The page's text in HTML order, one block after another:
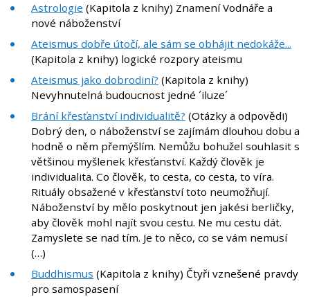
Astrologie (Kapitola z knihy) Znamení Vodnáře a
nové náboženství
Ateismus dobře útočí, ale sám se obhájit nedokáže...
(Kapitola z knihy) logické rozpory ateismu
Ateismus jako dobrodiní? (Kapitola z knihy)
Nevyhnutelná budoucnost jedné ´iluze´
Brání křesťanství individualitě? (Otázky a odpovědi)
Dobrý den, o náboženství se zajímám dlouhou dobu a
hodně o něm přemýšlím. Nemůžu bohužel souhlasit s
většinou myšlenek křesťanství. Každý člověk je
individualita. Co člověk, to cesta, co cesta, to víra.
Rituály obsažené v křesťanství toto neumožňují.
Náboženství by mělo poskytnout jen jakési berličky,
aby člověk mohl najít svou cestu. Ne mu cestu dát.
Zamyslete se nad tím. Je to něco, co se vám nemusí
(…)
Buddhismus (Kapitola z knihy) Čtyři vznešené pravdy
pro samospasení